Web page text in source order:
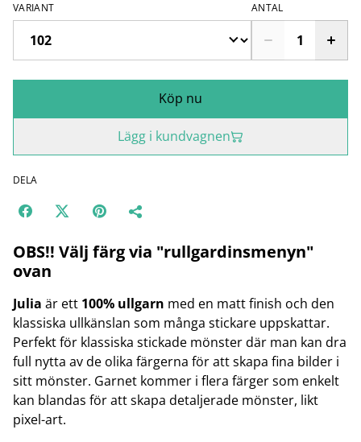
VARIANT ANTAL
Köp nu
Lägg i kundvagnen
DELA
OBS!! Välj färg via "rullgardinsmenyn"
ovan
Julia är ett 100% ullgarn med en matt finish och den
klassiska ullkänslan som många stickare uppskattar.
Perfekt för klassiska stickade mönster där man kan dra
full nytta av de olika färgerna för att skapa fina bilder i
sitt mönster. Garnet kommer i flera färger som enkelt
kan blandas för att skapa detaljerade mönster, likt
pixel-art.